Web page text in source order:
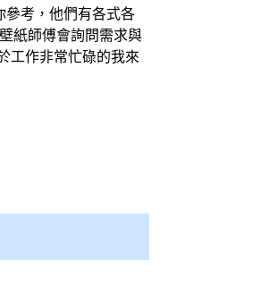
參考，他們有各式各
壁紙師傅會詢問需求與
工作非常忙碌的我來